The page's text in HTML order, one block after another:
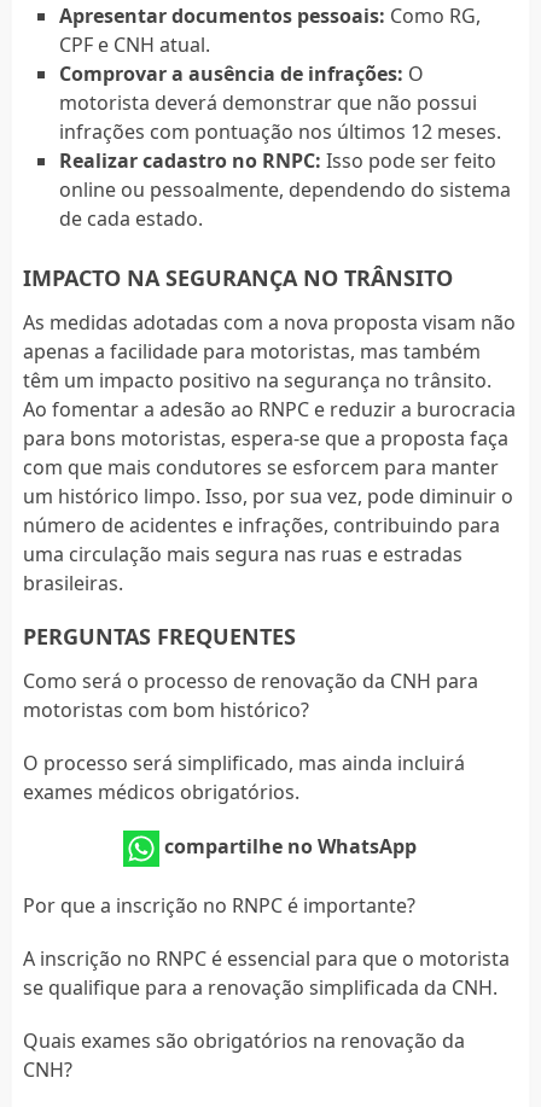
Apresentar documentos pessoais: Como RG,
CPF e CNH atual.
Comprovar a ausência de infrações: O
motorista deverá demonstrar que não possui
infrações com pontuação nos últimos 12 meses.
Realizar cadastro no RNPC: Isso pode ser feito
online ou pessoalmente, dependendo do sistema
de cada estado.
IMPACTO NA SEGURANÇA NO TRÂNSITO
As medidas adotadas com a nova proposta visam não
apenas a facilidade para motoristas, mas também
têm um impacto positivo na segurança no trânsito.
Ao fomentar a adesão ao RNPC e reduzir a burocracia
para bons motoristas, espera-se que a proposta faça
com que mais condutores se esforcem para manter
um histórico limpo. Isso, por sua vez, pode diminuir o
número de acidentes e infrações, contribuindo para
uma circulação mais segura nas ruas e estradas
brasileiras.
PERGUNTAS FREQUENTES
Como será o processo de renovação da CNH para
motoristas com bom histórico?
O processo será simplificado, mas ainda incluirá
exames médicos obrigatórios.
compartilhe no WhatsApp
Por que a inscrição no RNPC é importante?
A inscrição no RNPC é essencial para que o motorista
se qualifique para a renovação simplificada da CNH.
Quais exames são obrigatórios na renovação da
CNH?